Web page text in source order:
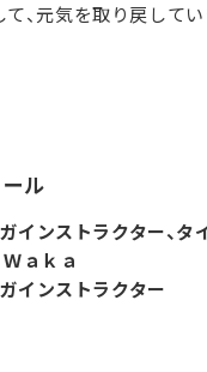
て、元気を取り戻して
ル
インストラクター、タ
ａｋａ
インストラクター